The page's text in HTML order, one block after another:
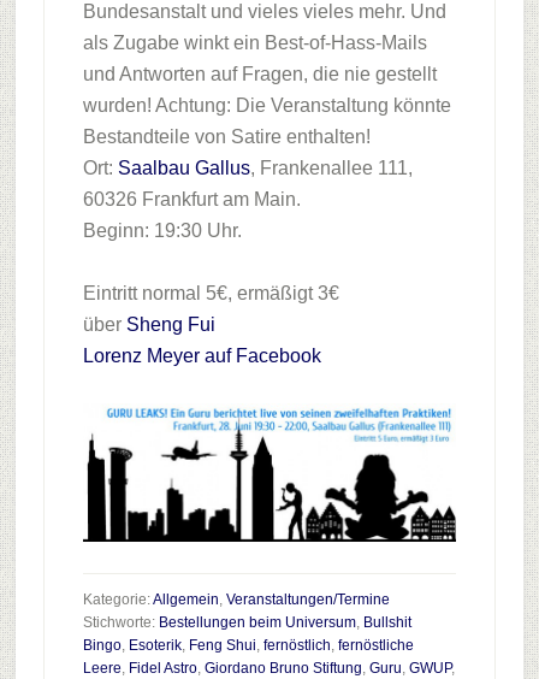
Bundesanstalt und vieles vieles mehr. Und
als Zugabe winkt ein Best-of-Hass-Mails
und Antworten auf Fragen, die nie gestellt
wurden! Achtung: Die Veranstaltung könnte
Bestandteile von Satire enthalten!
Ort: Saalbau Gallus, Frankenallee 111,
60326 Frankfurt am Main.
Beginn: 19:30 Uhr.
Eintritt normal 5€, ermäßigt 3€
überSheng Fui
Lorenz Meyer auf Facebook
Kategorie:Allgemein, Veranstaltungen/Termine
Stichworte: Bestellungen beim Universum, Bullshit
Bingo, Esoterik, Feng Shui, fernöstlich, fernöstliche
Leere, Fidel Astro, Giordano Bruno Stiftung, Guru, GWUP,